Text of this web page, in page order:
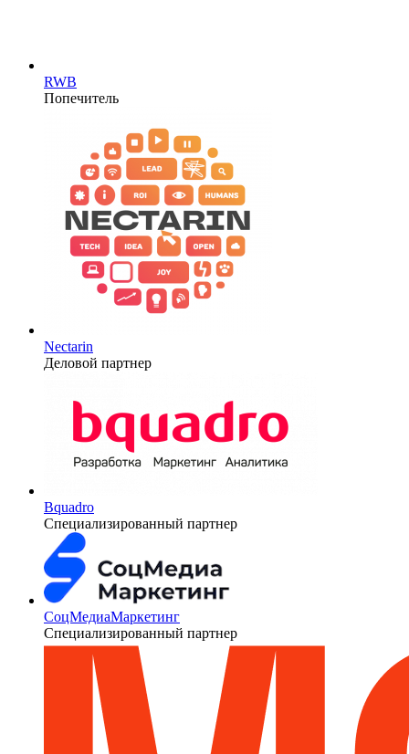
RWB
Попечитель
Nectarin
Деловой партнер
Bquadro
Специализированный партнер
СоцМедиаМаркетинг
Специализированный партнер